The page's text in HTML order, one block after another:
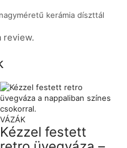
kerámia díszttál
review.
VÁZÁK
Kézzel festett